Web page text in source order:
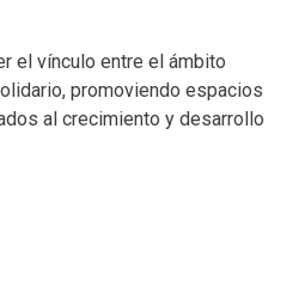
el vínculo entre el ámbito
promoviendo espacios
al crecimiento y desarrollo